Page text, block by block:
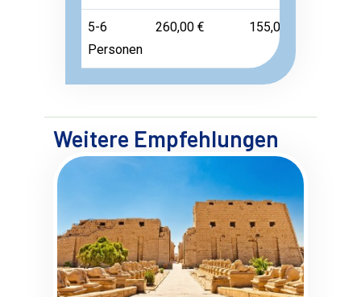
5-6
Personen
260,00 € 155,00 €
Weitere Empfehlungen